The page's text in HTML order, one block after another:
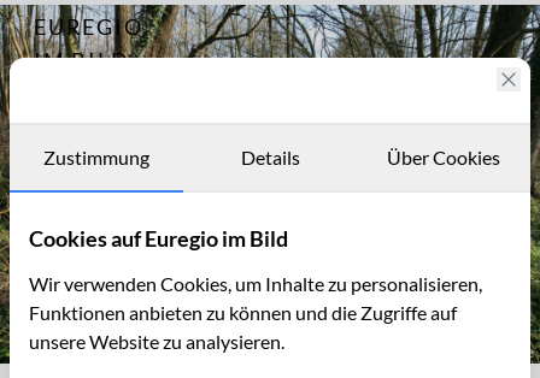
EUREGIO
IM BILD
Archiv
Kontakt
Archiv 7446
Zustimmung Details Über Cookies
Cookies auf Euregio im Bild
Wir verwenden Cookies, um Inhalte zu personalisieren,
Funktionen anbieten zu können und die Zugriffe auf
unsere Website zu analysieren.